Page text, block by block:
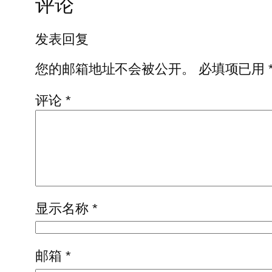
评论
发表回复
您的邮箱地址不会被公开。
必填项已用
评论 *
显示名称 *
邮箱 *